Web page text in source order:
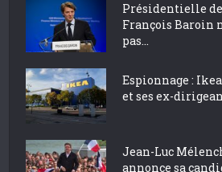
Présidentielle de
François Baroin
pas...
Espionnage :
et ses ex-
Jean-Luc
annonce sa